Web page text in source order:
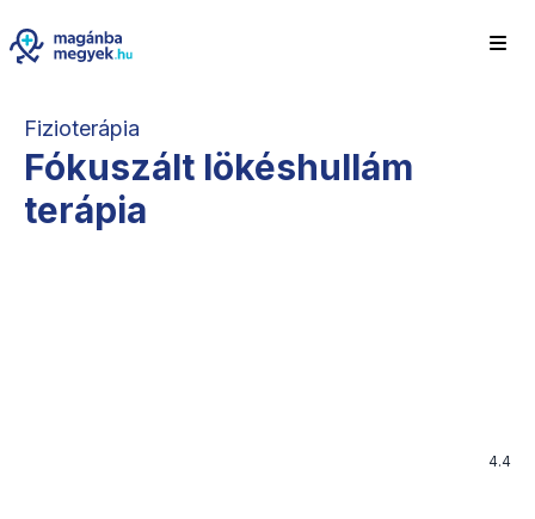
Fizioterápia
Fókuszált lökéshullám
terápia
4.4